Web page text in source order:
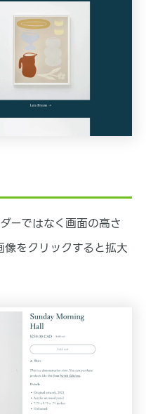
ーではなく画面の高さ
をクリックすると拡大